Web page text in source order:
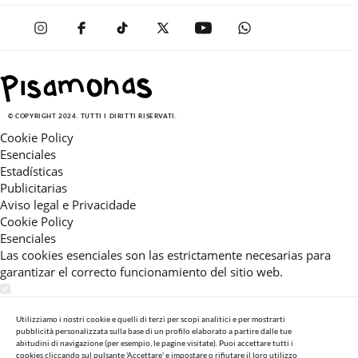
© COPYRIGHT 2024. TUTTI I DIRITTI RISERVATI.
Cookie Policy
Esenciales
Estadísticas
Publicitarias
Aviso legal e Privacidade
Cookie Policy
Esenciales
Las cookies esenciales son las estrictamente necesarias para
garantizar el correcto funcionamiento del sitio web.
Estas cookies nos permiten ofrecerle una experiencia en el sitio
adaptada a su navegación (recomendaciones de producto
personalizadas, énfasis en categorías frecuentemente
Utilizziamo i nostri cookie e quelli di terzi per scopi analitici e per mostrarti
pubblicità personalizzata sulla base di un profilo elaborato a partire dalle tue
abitudini di navigazione (per esempio, le pagine visitate). Puoi accettare tutti i
cookies cliccando sul pulsante 'Accettare' e impostare o rifiutare il loro utilizzo